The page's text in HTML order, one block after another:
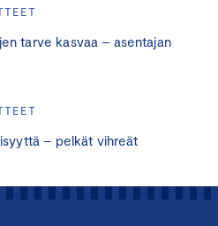
tarve kasvaa – asentajan
– pelkät vihreät